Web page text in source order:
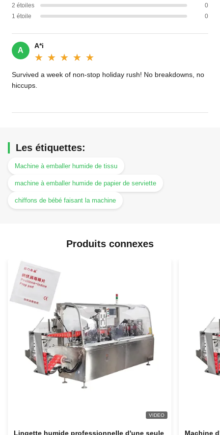
2 étoiles
0
1 étoile
0
A
A*i
★★★★★
★★★★★
Survived a week of non-stop holiday rush! No breakdowns, no
hiccups.
Les étiquettes:
Machine à emballer humide de tissu
machine à emballer humide de papier de serviette
chiffons de bébé faisant la machine
Produits connexes
VIDEO
Lingette humide professionnelle d'une seule
Machine